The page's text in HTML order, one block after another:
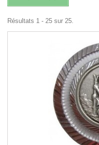
Résultats 1 - 25 sur 25.